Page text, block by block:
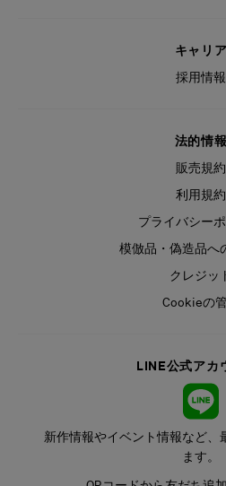
キャリア
採用情報
法的情報
販売規約
利用規約
プライバシー
模倣品・偽造品へ
クレジッ
Cookieの
LINE公式アカ
新作情報やイベント情報など、
ます。